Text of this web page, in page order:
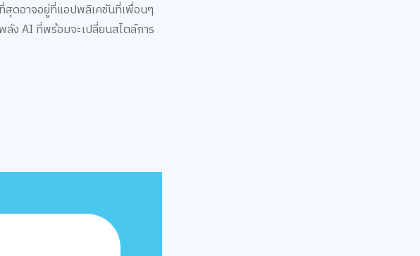
สุดอาจอยู่ที่แอปพลิเคชันที่เพื่อนๆ
ง AI ที่พร้อมจะเปลี่ยนสไตล์การ